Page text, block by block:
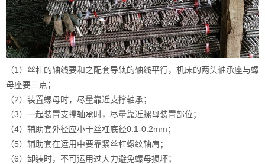
（1）丝杠的轴线要和之配套导轨的轴线平行，机床的两头轴承座与螺
母座要三点；
（2）装置螺母时，尽量靠近支撑轴承；
（3）一起装置支撑轴承时，尽量靠近螺母装置部位；
（4）辅助套外径应小于丝杠底径0.1-0.2mm；
（5）辅助套在运用中要靠紧丝杠螺纹轴肩；
（6）卸装时，不可运用过大力避免螺母损坏；